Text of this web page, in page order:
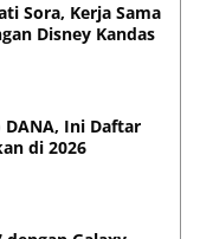
Sora, Kerja Sama
Disney Kandas
Ini Daftar
di 2026